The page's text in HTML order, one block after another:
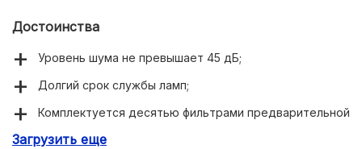
Достоинства
Уровень шума не превышает 45 дБ;
Долгий срок службы ламп;
Комплектуется десятью фильтрами предварительной
Загрузить еще